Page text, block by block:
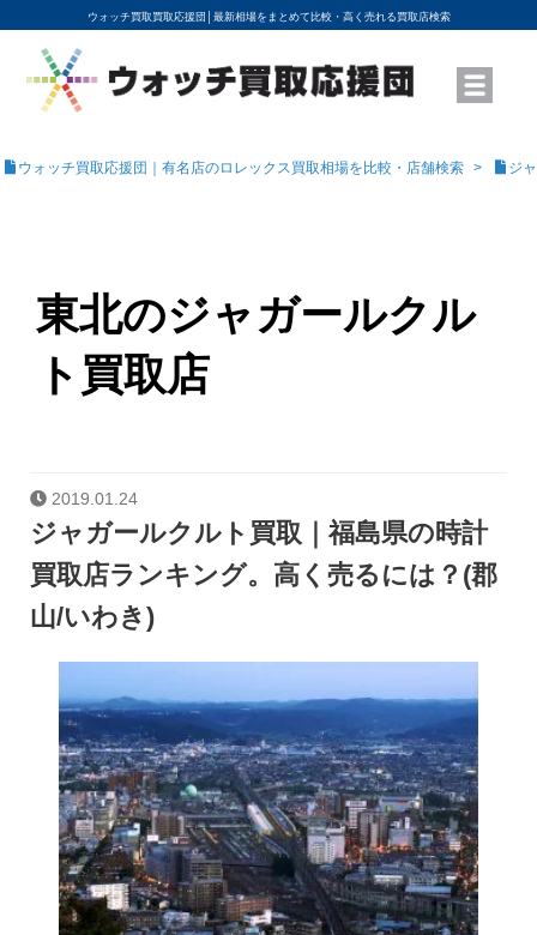
ウォッチ買取買取応援団│ 最新相場をまとめて比較・高く売れる買取店検索
YouTubeで動画を公開中
ROLEXモデル名から買取相場を調べる
高級時計ブランド名から買取相場を調べる
地域から買取店を探す
店舗名から買取店を探す
ブランド時計を高く売る方法
買取査定を依頼する
ウォッチ買取応援団｜有名店のロレックス買取相場を比較・店舗検索 ジ
東北のジャガールクル
ト買取店
2019.01.24
ジャガールクルト買取｜福島県の時計
買取店ランキング。高く売るには？(郡
山/いわき)